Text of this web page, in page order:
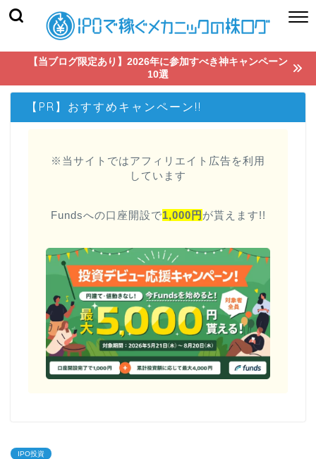
【当ブログ限定あり】2026年に参加すべき神キャンペーン
10選
【PR】おすすめキャンペーン!!
※当サイトではアフィリエイト広告を利用
しています
Fundsへの口座開設で1,000円 が貰えます!!
IPO投資